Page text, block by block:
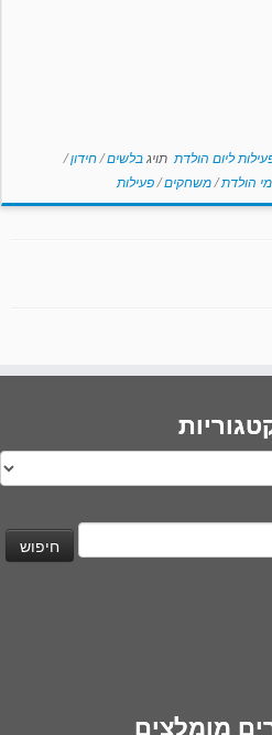
ליום הולדת תויגבלשים/חידון/
הולדת/משחקים/פעילות
מומלצים